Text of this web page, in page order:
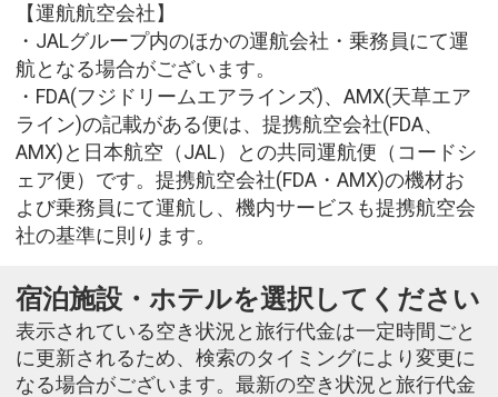
【運航航空会社】
・JALグループ内のほかの運航会社・乗務員にて運
航となる場合がございます。
・FDA(フジドリームエアラインズ)、AMX(天草エア
ライン)の記載がある便は、提携航空会社(FDA、
AMX)と日本航空（JAL）との共同運航便（コードシ
ェア便）です。提携航空会社(FDA・AMX)の機材お
よび乗務員にて運航し、機内サービスも提携航空会
社の基準に則ります。
宿泊施設・ホテルを選択してください
表示されている空き状況と旅行代金は一定時間ごと
に更新されるため、検索のタイミングにより変更に
なる場合がございます。最新の空き状況と旅行代金